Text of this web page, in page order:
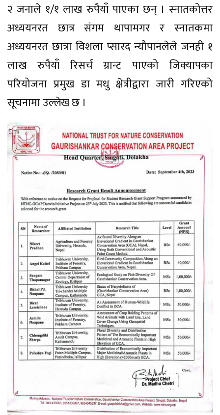
२ जनाले १/१ लाख रुपैयाँ पाएका छन् । स्नातकोत्तर
अध्ययनरत छात्र संगम थापामगर र स्नातकमा
अध्ययनरत छात्रा विशला प्सारद न्यौपानलेले जनही १
लाख रुपैयाँ रिसर्च ग्रान्ट पाएको जिक्यापका
परियोजना प्रमुख डा मधु क्षेत्रीद्वारा जारी गरिएको
सूचनामा उल्लेख छ ।